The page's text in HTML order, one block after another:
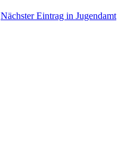
Nächster Eintrag in Jugendamt